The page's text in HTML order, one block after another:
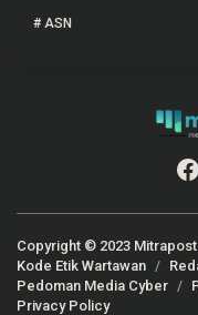
# ASN
Copyright © 2023
Kode Etik Wartawan
Pedoman Media Cyber
Privacy Policy